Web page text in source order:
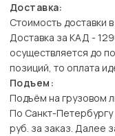
Доставка:
Стоимость доставки
Доставка за КАД -
осуществляется до
позиций, то оплата
Подъем:
Подъём на грузовом
По Санкт-
руб. за заказ. Далее